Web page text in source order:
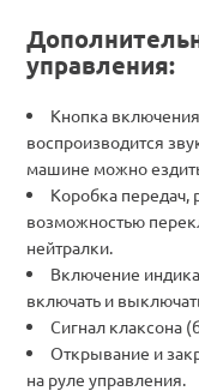
управления:
Кнопка
воспроизводится
машине можно
Коробка передач,
возможностью
нейтралки.
Включение
включать и
Сигнал клаксона
Открывание и
на руле управления.